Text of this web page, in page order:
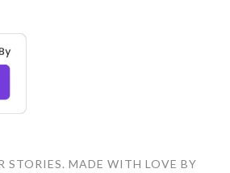
STORIES. MADE WITH LOVE BY